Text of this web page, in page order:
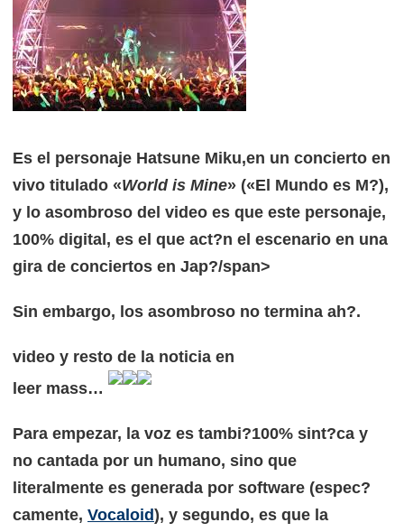
Es el personaje Hatsune Miku,en un concierto en
vivo titulado «World is Mine» («El Mundo es M?),
y lo asombroso del video es que este personaje,
100% digital, es el que act?n el escenario en una
gira de conciertos en Jap?/span>
Sin embargo, los asombroso no termina ah?.
video y resto de la noticia en
leer mass…
Para empezar, la voz es tambi?100% sint?ca y
no cantada por un humano, sino que
literalmente es generada por software (espec?
camente, Vocaloid), y segundo, es que la